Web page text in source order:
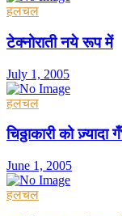
हलचल
टेक्नोराती नये रूप में
July 1, 2005
हलचल
चिठ्ठाकारी को
June 1, 2005
हलचल